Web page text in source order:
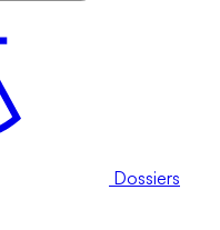
Dossiers